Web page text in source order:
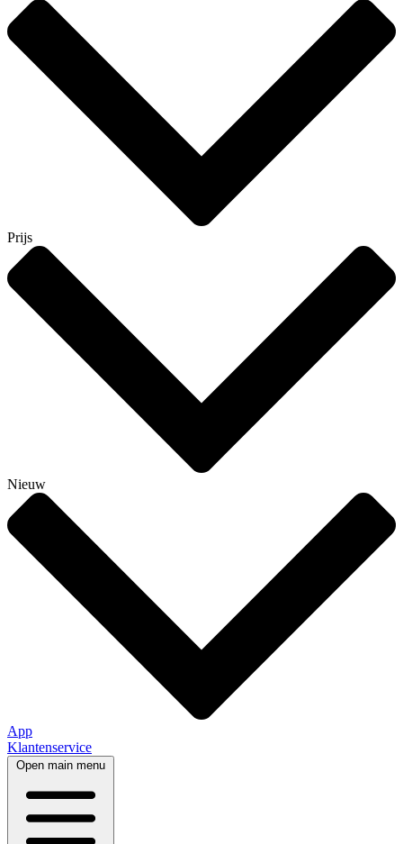
Prijs
Nieuw
App
Klantenservice
Open main menu